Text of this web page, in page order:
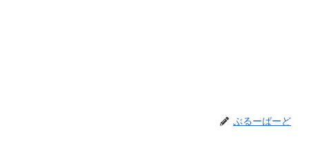
ぶるーばーど